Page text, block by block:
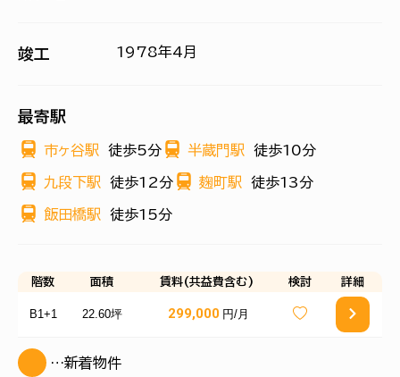
竣工 1978年4月
最寄駅
市ヶ谷駅 徒歩5分 半蔵門駅 徒歩10分
九段下駅 徒歩12分 麹町駅 徒歩13分
飯田橋駅 徒歩15分
階数 面積 賃料(共益費含む) 検討 詳細
B1+1 22.60坪 299,000 円/月
…新着物件